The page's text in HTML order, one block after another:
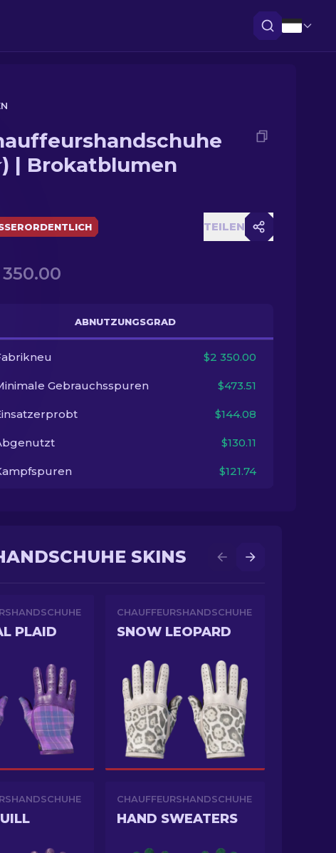
| Brokatblumen
TEILEN
ABNUTZUNGSGRAD
$2 350.00
Gebrauchsspuren $473.51
$144.08
$130.11
$121.74
SKINS
PLAID
CHAUFFEURSHANDSCHUHE
SNOW LEOPARD
CHAUFFEURSHANDSCHUHE
HAND SWEATERS